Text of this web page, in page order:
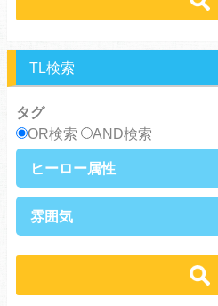
シリアス
TL検索
タグ
OR検索
AND検索
ヒーロー属性
王族・貴族
雰囲気
禁断・背徳